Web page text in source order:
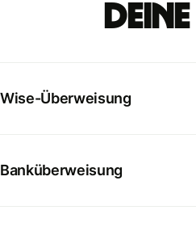
Wise-Überweisung
Banküberweisung